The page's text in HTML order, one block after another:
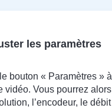
les paramètres
bouton « Paramètres » à
vidéo. Vous pourrez alors
l’encodeur, le débit